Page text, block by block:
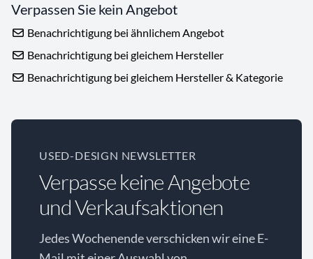
Verpassen Sie kein Angebot
Benachrichtigung bei ähnlichem Angebot
Benachrichtigung bei gleichem Hersteller
Benachrichtigung bei gleichem Hersteller & Kategorie
USED-DESIGN NEWSLETTER
Verpasse keine Angebote
und Verkaufsaktionen
Jedes Wochenende verschicken wir eine E-